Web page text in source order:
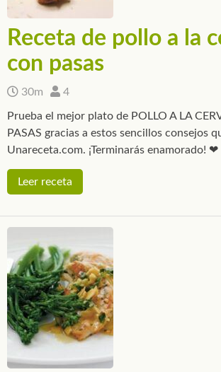
Receta de pollo a la
con pasas
30m 4
Prueba el mejor plato de POLLO A LA
PASAS gracias a estos sencillos consejos
Unareceta.com. ¡Terminarás enamorado! ❤
Leer receta